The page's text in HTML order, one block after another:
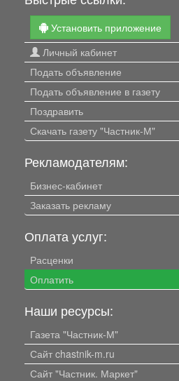
Установить приложение
Личный кабинет
Подать объявление
Подать объявление в газету
Поздравить
Скачать газету "Частник-М"
Рекламодателям:
Бизнес-кабинет
Заказать рекламу
Оплата услуг:
Расценки
Оплатить
Наши ресурсы:
Газета "Частник-М"
Сайт chastnik-m.ru
Сайт "Частник. Маркет"